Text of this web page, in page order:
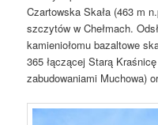
Czartowska Skała (463 m
szczytów w Chełmach.
kamieniołomu bazaltowe
365 łączącej Starą
zabudowaniami Muchowa)